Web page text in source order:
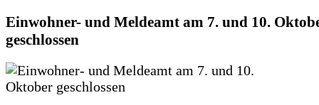
Einwohner- und Meldeamt am 7. und 10.
geschlossen